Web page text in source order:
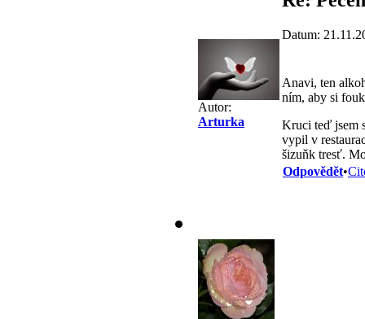
Autor:
Arturka
Datum:
Anavi, ten
ním, aby si
Kruci teď jsem
vypil v
šizuňk tresť.
Odpovědět•